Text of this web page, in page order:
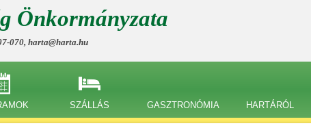
Önkormányzata
070, harta@harta.hu
SZÁLLÁS GASZTRONÓMIA HARTÁRÓL